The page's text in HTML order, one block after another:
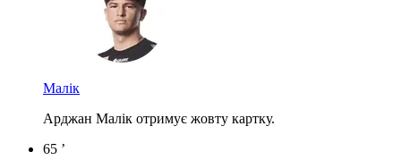
Малік
Арджан Малік отримує жовту картку.
65 ’